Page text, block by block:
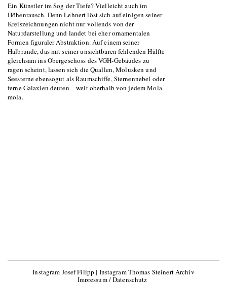
Ein Künstler im Sog der Tiefe? Vielleicht auch im
Höhenrausch. Denn Lehnert löst sich auf einigen seiner
Kreiszeichnungen nicht nur vollends von der
Naturdarstellung und landet bei eher ornamentalen
Formen figuraler Abstraktion. Auf einem seiner
Halbrunde, das mit seiner unsichtbaren fehlenden Hälfte
gleichsam ins Obergeschoss des VGH-Gebäudes zu
ragen scheint, lassen sich die Quallen, Molusken und
Seesterne ebensogut als Raumschiffe, Sternennebel oder
ferne Galaxien deuten – weit oberhalb von jedem Mola
mola.
Instagram Josef Filipp | Instagram Thomas Steinert Archiv
Impressum / Datenschutz